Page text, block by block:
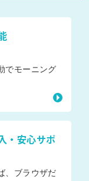
でモーニング
・安心サポ
、ブラウザだ